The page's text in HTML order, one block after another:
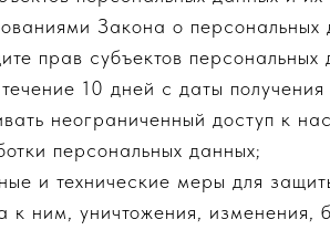
Закона о персональных
прав субъектов персональных
10 дней с даты получения
неограниченный доступ к
персональных данных;
и технические меры для
к ним, уничтожения, изменения,